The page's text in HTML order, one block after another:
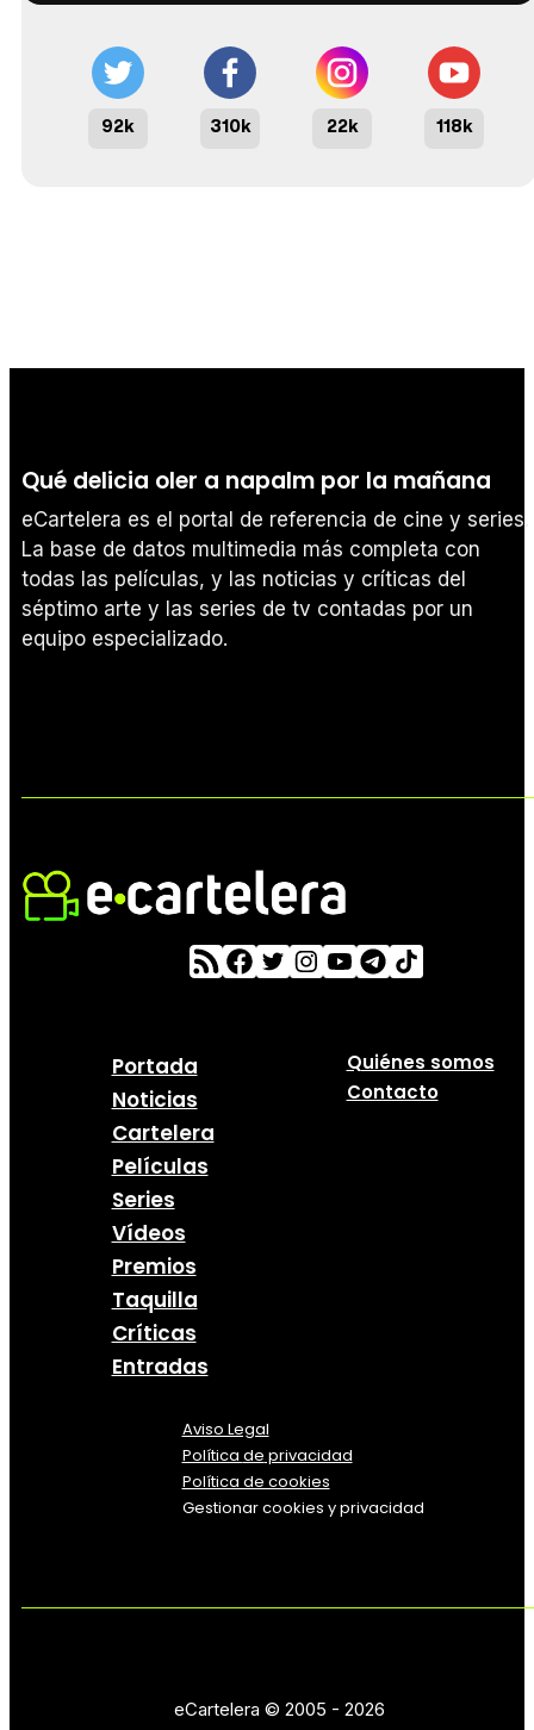
92k 310k 22k 118k
Qué delicia oler a napalm por la mañana
eCartelera es el portal de referencia de cine y series.
La base de datos multimedia más completa con
todas las películas, y las noticias y críticas del
séptimo arte y las series de tv contadas por un
equipo especializado.
Portada
Noticias
Cartelera
Películas
Series
Vídeos
Premios
Taquilla
Críticas
Entradas
Quiénes somos
Contacto
Aviso Legal
Política de privacidad
Política de cookies
Gestionar cookies y privacidad
eCartelera © 2005 - 2026